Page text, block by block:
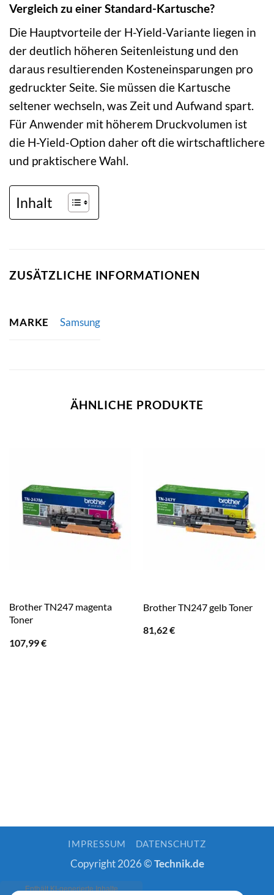
Vergleich zu einer Standard-Kartusche?
Die Hauptvorteile der H-Yield-Variante liegen in
der deutlich höheren Seitenleistung und den
daraus resultierenden Kosteneinsparungen pro
gedruckter Seite. Sie müssen die Kartusche
seltener wechseln, was Zeit und Aufwand spart.
Für Anwender mit höherem Druckvolumen ist
die H-Yield-Option daher oft die wirtschaftlichere
und praktischere Wahl.
Inhalt
ZUSÄTZLICHE INFORMATIONEN
MARKE Samsung
ÄHNLICHE PRODUKTE
Brother TN247 magenta
Toner
107,99€
Brother TN247 gelb Toner
81,62€
IMPRESSUM DATENSCHUTZ
Copyright 2026 ©Technik.de